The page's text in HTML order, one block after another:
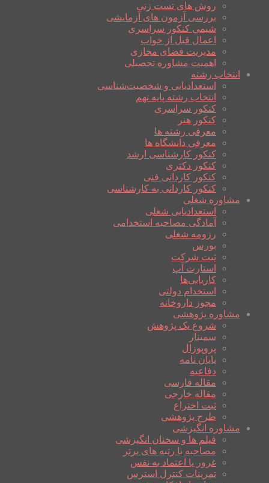
روش های تست زنی
بررسی آزمون های آزمایشی
شیمی کنکور سراسری
اعمال قبل از خواب
مدیریت فضای مجازی
اهمیت مشاوره تحصیلی
انتخاب رشته
استعدادیابی و شخصیت‌شناسی
انتخاب رشته پایه نهم
کنکور سراسری
کنکور هنر
معرفی رشته ها
معرفی دانشگاه ها
کنکور کارشناسی ارشد
کنکور دکتری
کنکور کاردانی فنی
کنکور کاردانی به کارشناسی
مشاوره شغلی
استعدادیابی شغلی
آمادگی مصاحبه استخدامی
رزومه شغلی
بورس
ثبت شرکت
استارت آپ
کاریابی‌ها
استخدام دولتی
مجوز داروخانه
مشاوره پژوهشی
شروع یک پژوهش
سمینار
پروپوزال
پایان نامه
دفاعیه
مقاله فارسی
مقاله خارجی
ثبت اختراع
طرح پژوهشی
مشاوره انگیزشی
فیلم ها و سخنان انگیزشی
مصاحبه با رتبه های برتر
غرور یا اعتماد به نفس
تمرینات کنترل استرس